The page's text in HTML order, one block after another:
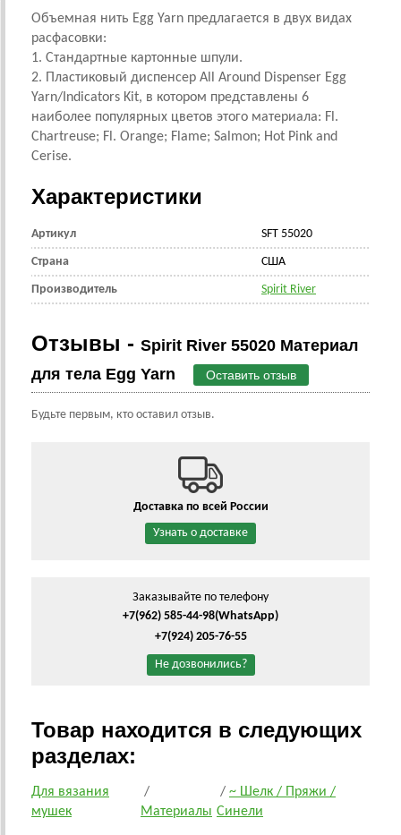
Объемная нить Egg Yarn предлагается в двух видах
расфасовки:
1. Стандартные картонные шпули.
2. Пластиковый диспенсер All Around Dispenser Egg
Yarn/Indicators Kit, в котором представлены 6
наиболее популярных цветов этого материала: Fl.
Chartreuse; Fl. Orange; Flame; Salmon; Hot Pink and
Cerise.
Характеристики
Артикул SFT 55020
Страна CША
Производитель Spirit River
Отзывы - Spirit River 55020 Материал
для тела Egg Yarn
Оставить отзыв
Будьте первым, кто оставил отзыв.
Доставка по всей России
Узнать о доставке
Заказывайте по телефону
+7(962) 585-44-98(WhatsApp)
+7(924) 205-76-55
Не дозвонились?
Товар находится в следующих
разделах:
Для вязания
мушек
/
Материалы
/ ~ Шелк / Пряжи /
Синели